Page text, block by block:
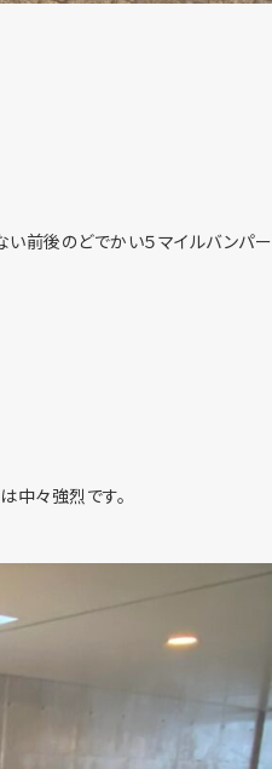
い前後のどでかい５マイルバンパー
中々強烈です。